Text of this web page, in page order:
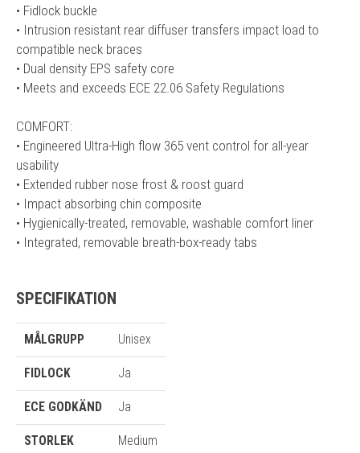
• Fidlock buckle
• Intrusion resistant rear diffuser transfers impact load to
compatible neck braces
• Dual density EPS safety core
• Meets and exceeds ECE 22.06 Safety Regulations
COMFORT:
• Engineered Ultra-High flow 365 vent control for all-year
usability
• Extended rubber nose frost & roost guard
• Impact absorbing chin composite
• Hygienically-treated, removable, washable comfort liner
• Integrated, removable breath-box-ready tabs
SPECIFIKATION
MÅLGRUPP Unisex
FIDLOCK Ja
ECE GODKÄND Ja
STORLEK Medium